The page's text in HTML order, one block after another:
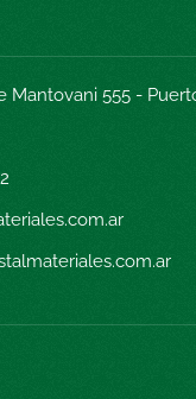
Mantovani 555 -